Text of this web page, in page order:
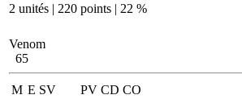
2 unités | 220 points | 22 %
Venom
65
M E SV PV CD CO